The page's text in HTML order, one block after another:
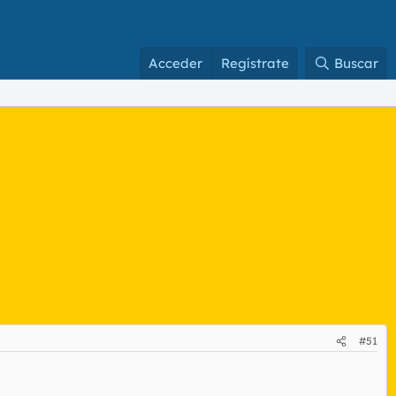
Acceder Regístrate Buscar
#51